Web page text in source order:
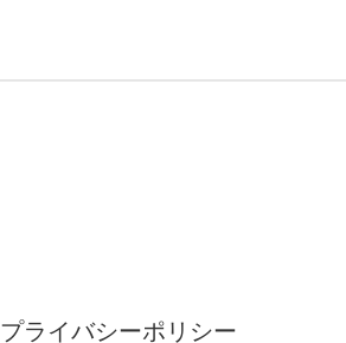
プライバシーポリシー